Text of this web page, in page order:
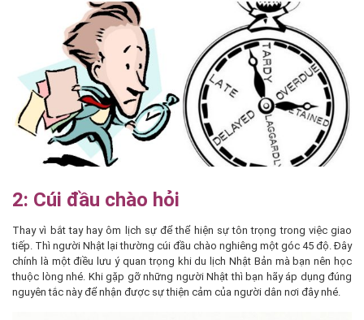
2: Cúi đầu chào hỏi
Thay vì bắt tay hay ôm lịch sự để thể hiện sự tôn trọng trong việc giao
tiếp. Thì người Nhật lại thường cúi đầu chào nghiêng một góc 45 độ. Đây
chính là một điều lưu ý quan trọng khi du lịch Nhật Bản mà bạn nên học
thuộc lòng nhé. Khi gặp gỡ những người Nhật thì bạn hãy áp dụng đúng
nguyên tắc này để nhận được sự thiện cảm của người dân nơi đây nhé.